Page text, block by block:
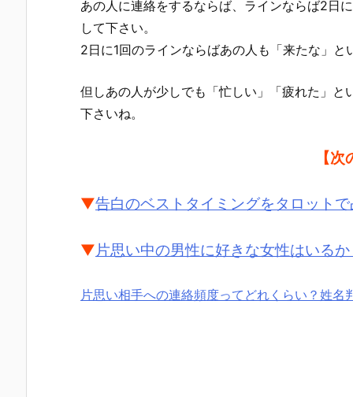
あの人に連絡をするならば、ラインならば2日
して下さい。
2日に1回のラインならばあの人も「来たな」
但しあの人が少しでも「忙しい」「疲れた」
下さいね。
【
▼告白のベストタイミングをタロット
▼片思い中の男性に好きな女性はいる
片思い相手への連絡頻度ってどれくらい？姓名